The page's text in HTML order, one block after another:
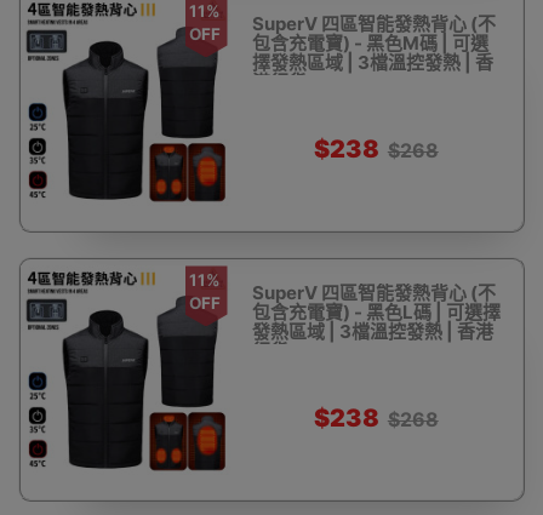
11%
OFF
SuperV 四區智能發熱背心 (不
包含充電寶) - 黑色M碼 | 可選
擇發熱區域 | 3檔溫控發熱 | 香
港行貨
$238 $268
11%
OFF
SuperV 四區智能發熱背心 (不
包含充電寶) - 黑色L碼 | 可選擇
發熱區域 | 3檔溫控發熱 | 香港
行貨
$238 $268